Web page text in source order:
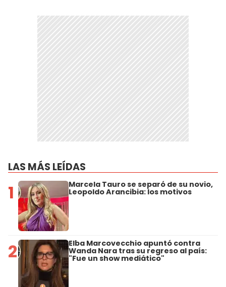
LAS MÁS LEÍDAS
1 Marcela Tauro se separó de su novio,
Leopoldo Arancibia: los motivos
2 Elba Marcovecchio apuntó contra
Wanda Nara tras su regreso al país:
"Fue un show mediático"